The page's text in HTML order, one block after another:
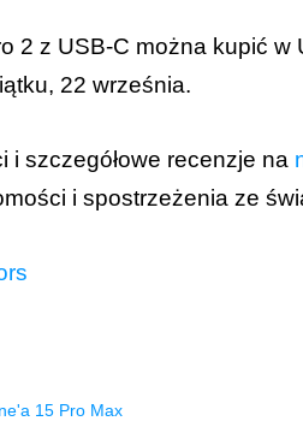
2 z USB-C można kupić
22 września.
i szczegółowe recenzje na
i spostrzeżenia ze
15 Pro Max